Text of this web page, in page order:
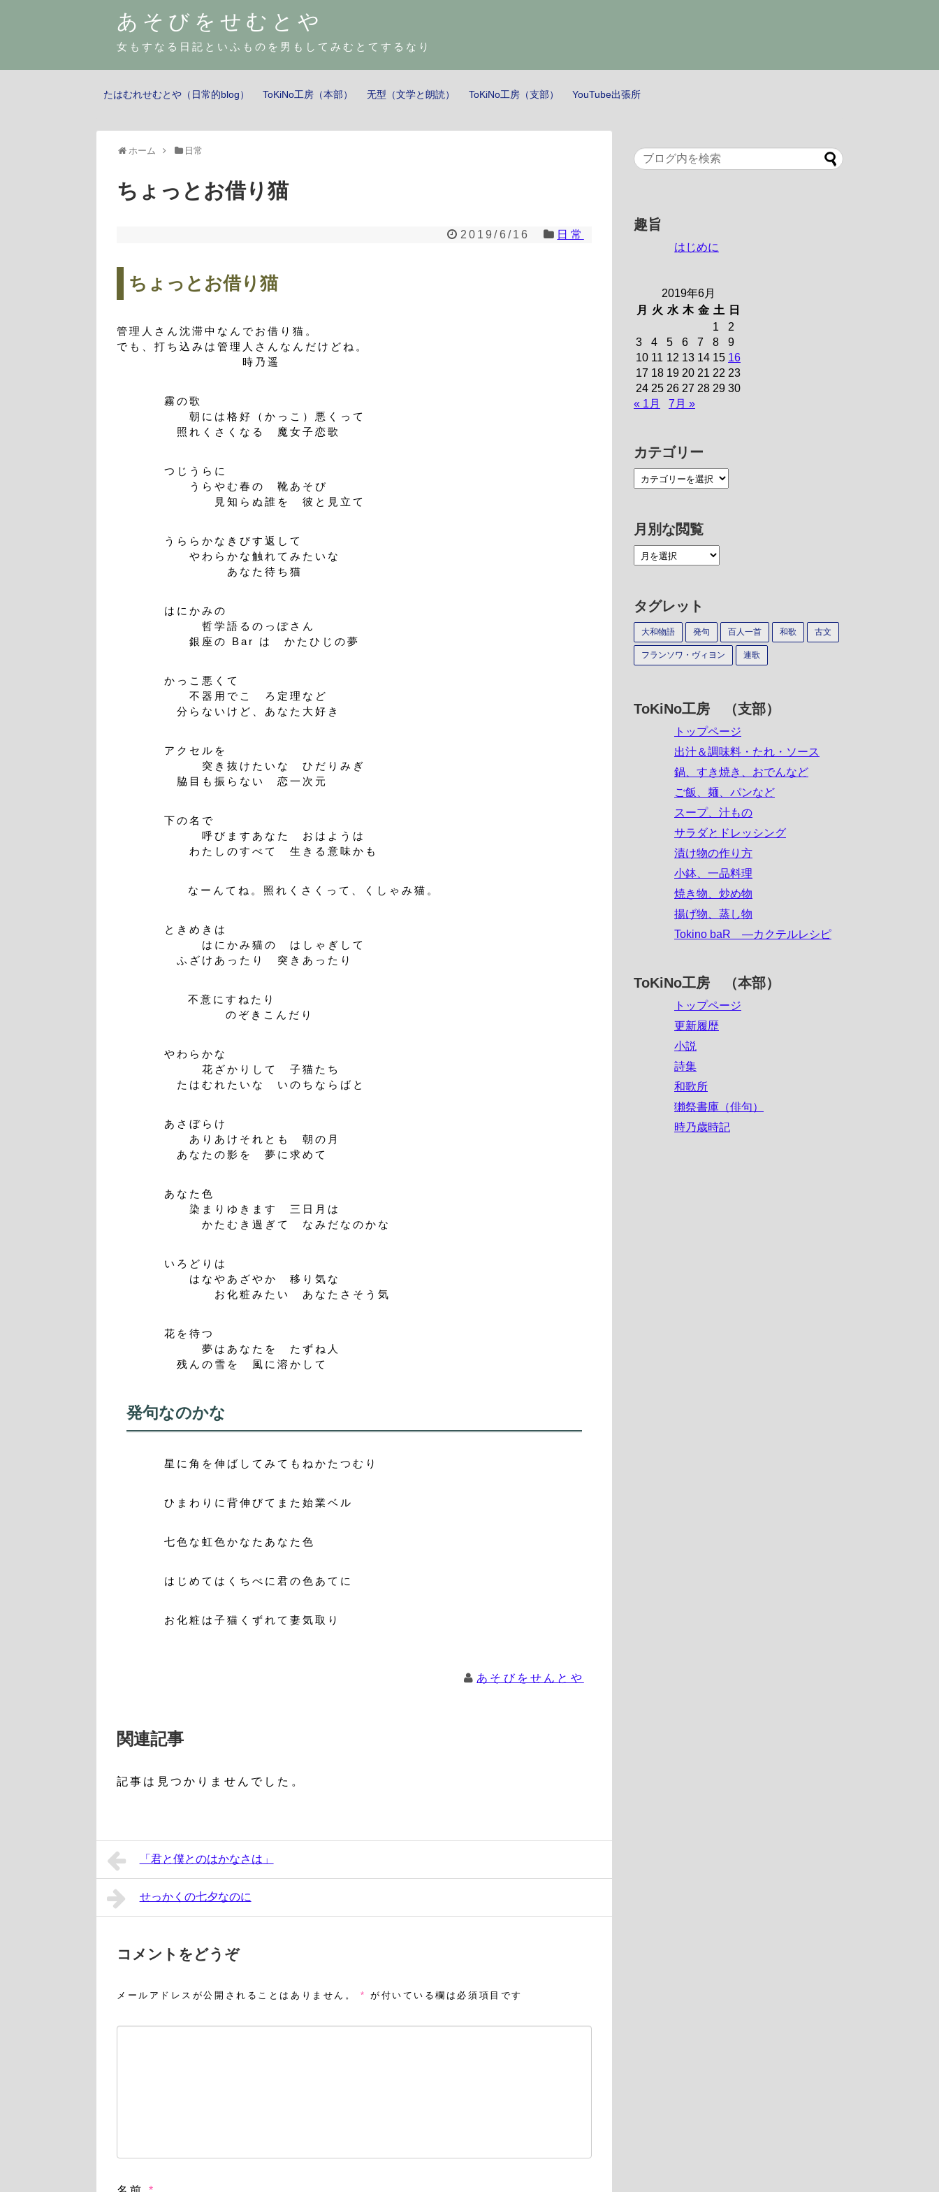
あそびをせむとや
女もすなる日記といふものを男もしてみむとてするなり
たはむれせむとや（日常的blog） ToKiNo工房（本部） 无型（文学と朗読） ToKiNo工房（支部） YouTube出張所
ホーム 日常
ちょっとお借り猫
2019/6/16 日常
ちょっとお借り猫
管理人さん沈滞中なんでお借り猫。
でも、打ち込みは管理人さんなんだけどね。
時乃遥
霧の歌
朝には格好（かっこ）悪くって
照れくさくなる 魔女子恋歌
つじうらに
うらやむ春の 靴あそび
見知らぬ誰を 彼と見立てゝ
うららかなきびす返して
やわらかな触れてみたいな
あなた待ち猫
はにかみの
哲学語るのっぽさん
銀座の Bar は かたひじの夢
かっこ悪くて
不器用でこゝろ定理など
分らないけど、あなた大好き
アクセルを
突き抜けたいな ひだりみぎ
脇目も振らない 恋一次元
下の名で
呼びますあなた おはようは
わたしのすべて 生きる意味かも
なーんてね。照れくさくって、くしゃみ猫。
ときめきは
はにかみ猫の はしゃぎして
ふざけあったり 突きあったり
不意にすねたり
のぞきこんだり
やわらかな
花ざかりして 子猫たち
たはむれたいな いのちならばと
あさぼらけ
ありあけそれとも 朝の月
あなたの影を 夢に求めて
あなた色
染まりゆきます 三日月は
かたむき過ぎて なみだなのかな
いろどりは
はなやあざやか 移り気な
お化粧みたい あなたさそう気
花を待つ
夢はあなたを たずね人
残んの雪を 風に溶かして
発句なのかな
星に角を伸ばしてみてもねかたつむり
ひまわりに背伸びてまた始業ベル
七色な虹色かなたあなた色
はじめてはくちべに君の色あてに
お化粧は子猫くずれて妻気取り
あそびをせんとや
関連記事
記事は見つかりませんでした。
「君と僕とのはかなさは」
せっかくの七夕なのに
コメントをどうぞ
メールアドレスが公開されることはありません。 * が付いている欄は必須項目です
趣旨
はじめに
2019年6月
月
火 水 木 金 土
日
1
2
3
4 5 6 7 8
9
10 11 12 13 14 15 16
17 18 19 20 21 22 23
24 25 26 27 28 29 30
« 1月
7月 »
カテゴリー
月別な閲覧
タグレット
大和物語 発句 百人一首 和歌 古文
フランソワ・ヴィヨン 連歌
ToKiNo工房 （支部）
トップページ
出汁＆調味料・たれ・ソース
鍋、すき焼き、おでんなど
ご飯、麺、パンなど
スープ、汁もの
サラダとドレッシング
漬け物の作り方
小鉢、一品料理
焼き物、炒め物
揚げ物、蒸し物
Tokino baR ―カクテルレシピ
ToKiNo工房 （本部）
トップページ
更新履歴
小説
詩集
和歌所
獺祭書庫（俳句）
時乃歳時記